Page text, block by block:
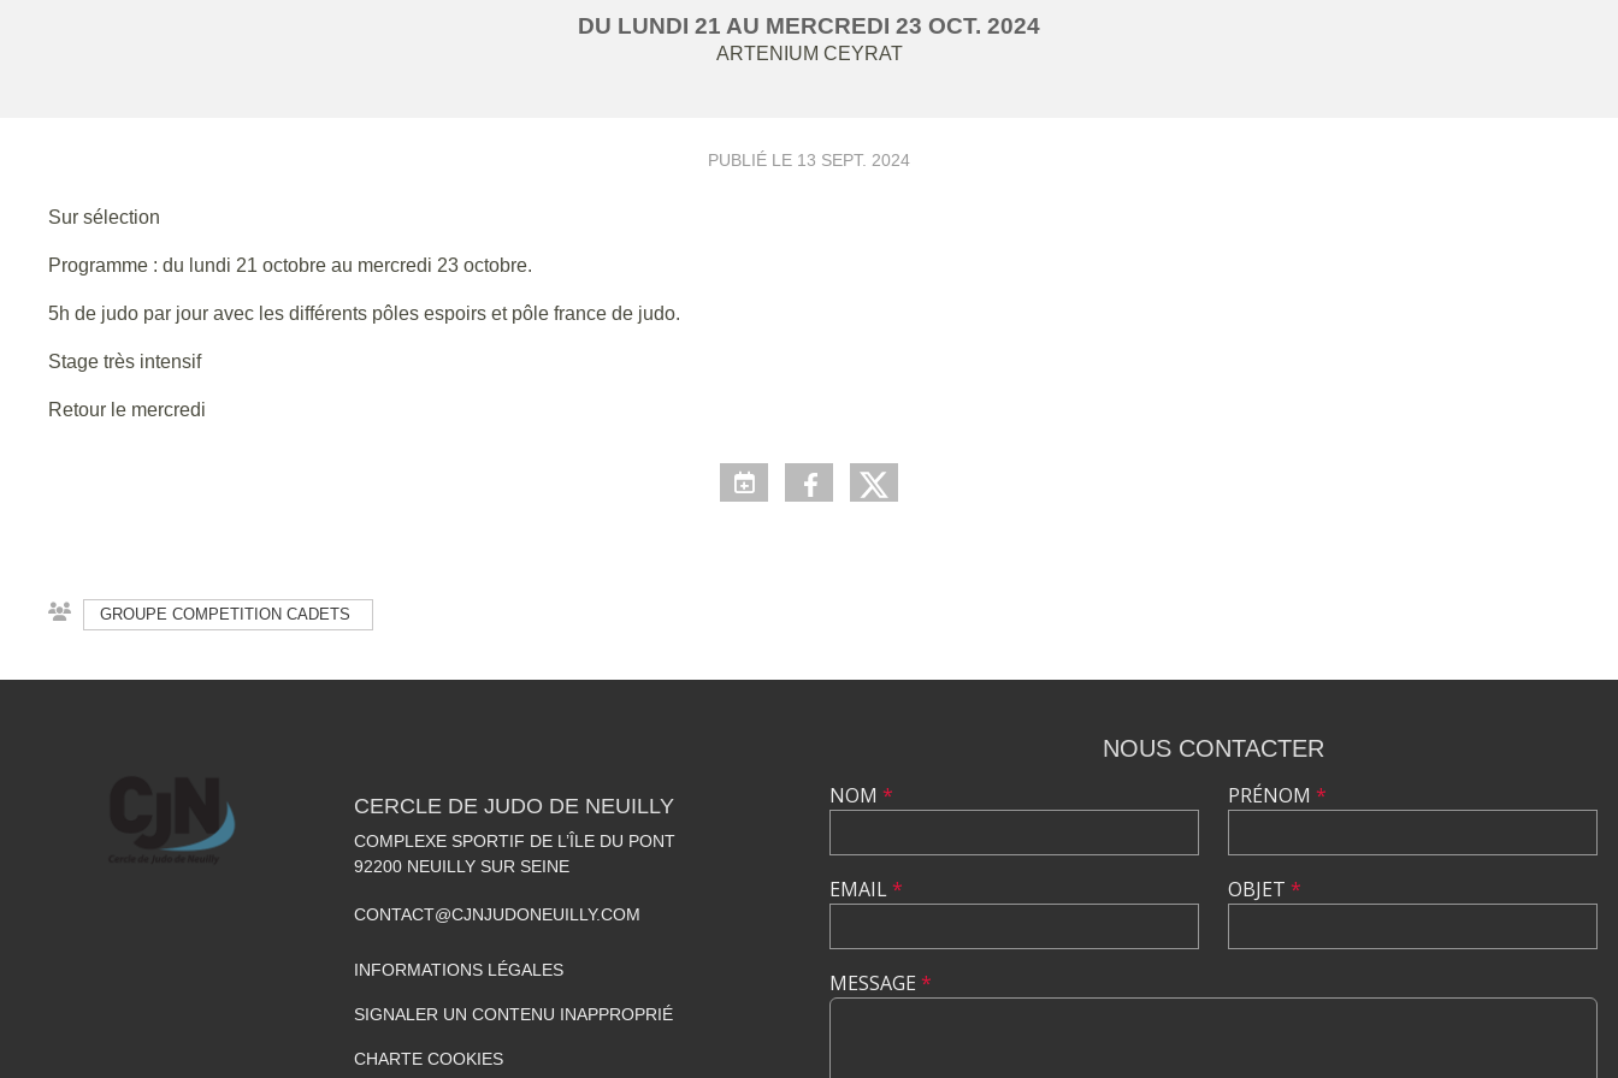
DU LUNDI 21 AU MERCREDI 23 OCT. 2024
ARTENIUM CEYRAT
PUBLIÉ LE 13 SEPT. 2024
Sur sélection
Programme : du lundi 21 octobre au mercredi 23 octobre.
5h de judo par jour avec les différents pôles espoirs et pôle france de judo.
Stage très intensif
Retour le mercredi
GROUPE COMPETITION CADETS
CERCLE DE JUDO DE NEUILLY
COMPLEXE SPORTIF DE L’ÎLE DU PONT
92200 NEUILLY SUR SEINE
CONTACT@CJNJUDONEUILLY.COM
INFORMATIONS LÉGALES
SIGNALER UN CONTENU INAPPROPRIÉ
CHARTE COOKIES
NOUS CONTACTER
NOM *
EMAIL*
PRÉNOM *
OBJET *
MESSAGE *